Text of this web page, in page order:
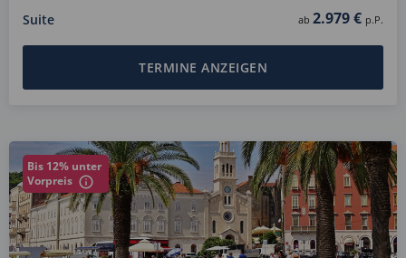
Suite ab 2.979 € p.P.
TERMINE ANZEIGEN
Bis 12% unter
Vorpreis